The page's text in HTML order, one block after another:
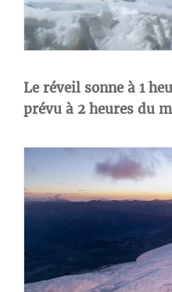
Le réveil sonne à 1
prévu à 2 heures du